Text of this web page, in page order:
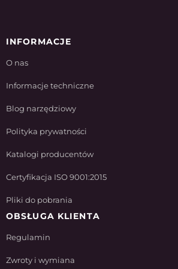
INFORMACJE
O nas
Informacje techniczne
Blog narzędziowy
Polityka prywatności
Katalogi producentów
Certyfikacja ISO 9001:2015
Pliki do pobrania
OBSŁUGA KLIENTA
Regulamin
Zwroty i wymiana